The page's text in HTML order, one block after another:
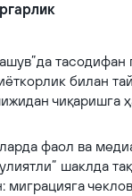
билан
чиқаришга
фаол ва
шаклда
миграцияга